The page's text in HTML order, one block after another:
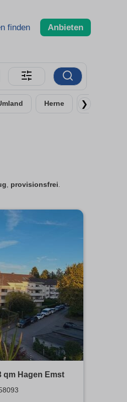
finden Anbieten
Herne Remscheid
❯
, provisionsfrei.
qm Hagen Emst